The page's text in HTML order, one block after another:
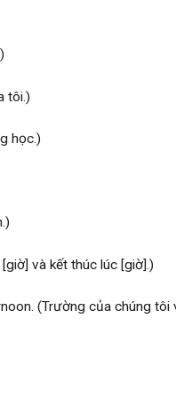
tôi.)
học.)
và kết thúc lúc [giờ].)
(Trường của chúng tôi